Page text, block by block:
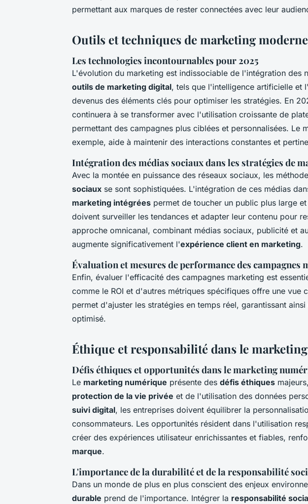
permettant aux marques de rester connectées avec leur
Outils et techniques de marketing
Les technologies incontournables pour 2025
L'évolution du marketing est indissociable de l'intégration des
outils de marketing digital, tels que l'intelligence artificielle et
devenus des éléments clés pour optimiser les stratégies. En
continuera à se transformer avec l'utilisation croissante de
permettant des campagnes plus ciblées et personnalisées. Le
exemple, aide à maintenir des interactions constantes et
Intégration des médias sociaux dans les stratégies de
Avec la montée en puissance des réseaux sociaux, les
sociaux se sont sophistiquées. L'intégration de ces médias
marketing intégrées permet de toucher un public plus large
doivent surveiller les tendances et adapter leur contenu pour
approche omnicanal, combinant médias sociaux, publicité et
augmente significativement l'expérience client en marketing.
Évaluation et mesures de performance des campagnes
Enfin, évaluer l'efficacité des campagnes marketing est
comme le ROI et d'autres métriques spécifiques offre une vue
permet d'ajuster les stratégies en temps réel, garantissant
optimisé.
Éthique et responsabilité dans le marketing
Défis éthiques et opportunités dans le marketing
Le marketing numérique présente des défis éthiques
protection de la vie privée et de l'utilisation des données
suivi digital, les entreprises doivent équilibrer la
consommateurs. Les opportunités résident dans l'utilisation
créer des expériences utilisateur enrichissantes et fiables,
marque.
L'importance de la durabilité et de la responsabilité
Dans un monde de plus en plus conscient des enjeux
durable prend de l'importance. Intégrer la responsabilité